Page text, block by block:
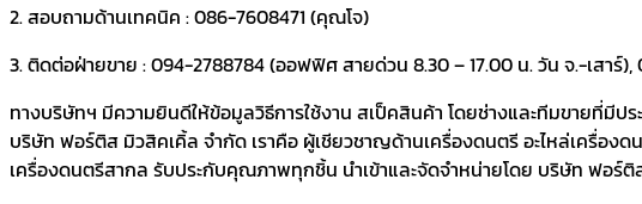
2. สอบถามด้านเทคนิค : 086-7608471 (คุณโจ)
3. ติดต่อฝ่ายขาย : 094-2788784 (ออฟฟิศ สายด่วน 8.30 – 17.00 น. วัน จ.-เสาร์
ทางบริษัทฯ มีความยินดีให้ข้อมูลวิธีการใช้งาน สเป็คสินค้า โดยช่างและทีมขายที่มีป
บริษัท ฟอร์ติส มิวสิคเคิ้ล จำกัด เราคือ ผู้เชียวชาญด้านเครื่องดนตรี อะไหล่เครื่อง
เครื่องดนตรีสากล รับประกับคุณภาพทุกชิ้น นำเข้าและจัดจำหน่ายโดย บริษัท ฟอร์